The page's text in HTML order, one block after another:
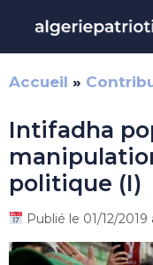
contenu
Accueil »
Intifadha
politique (I)
Publié le 01/12/2019